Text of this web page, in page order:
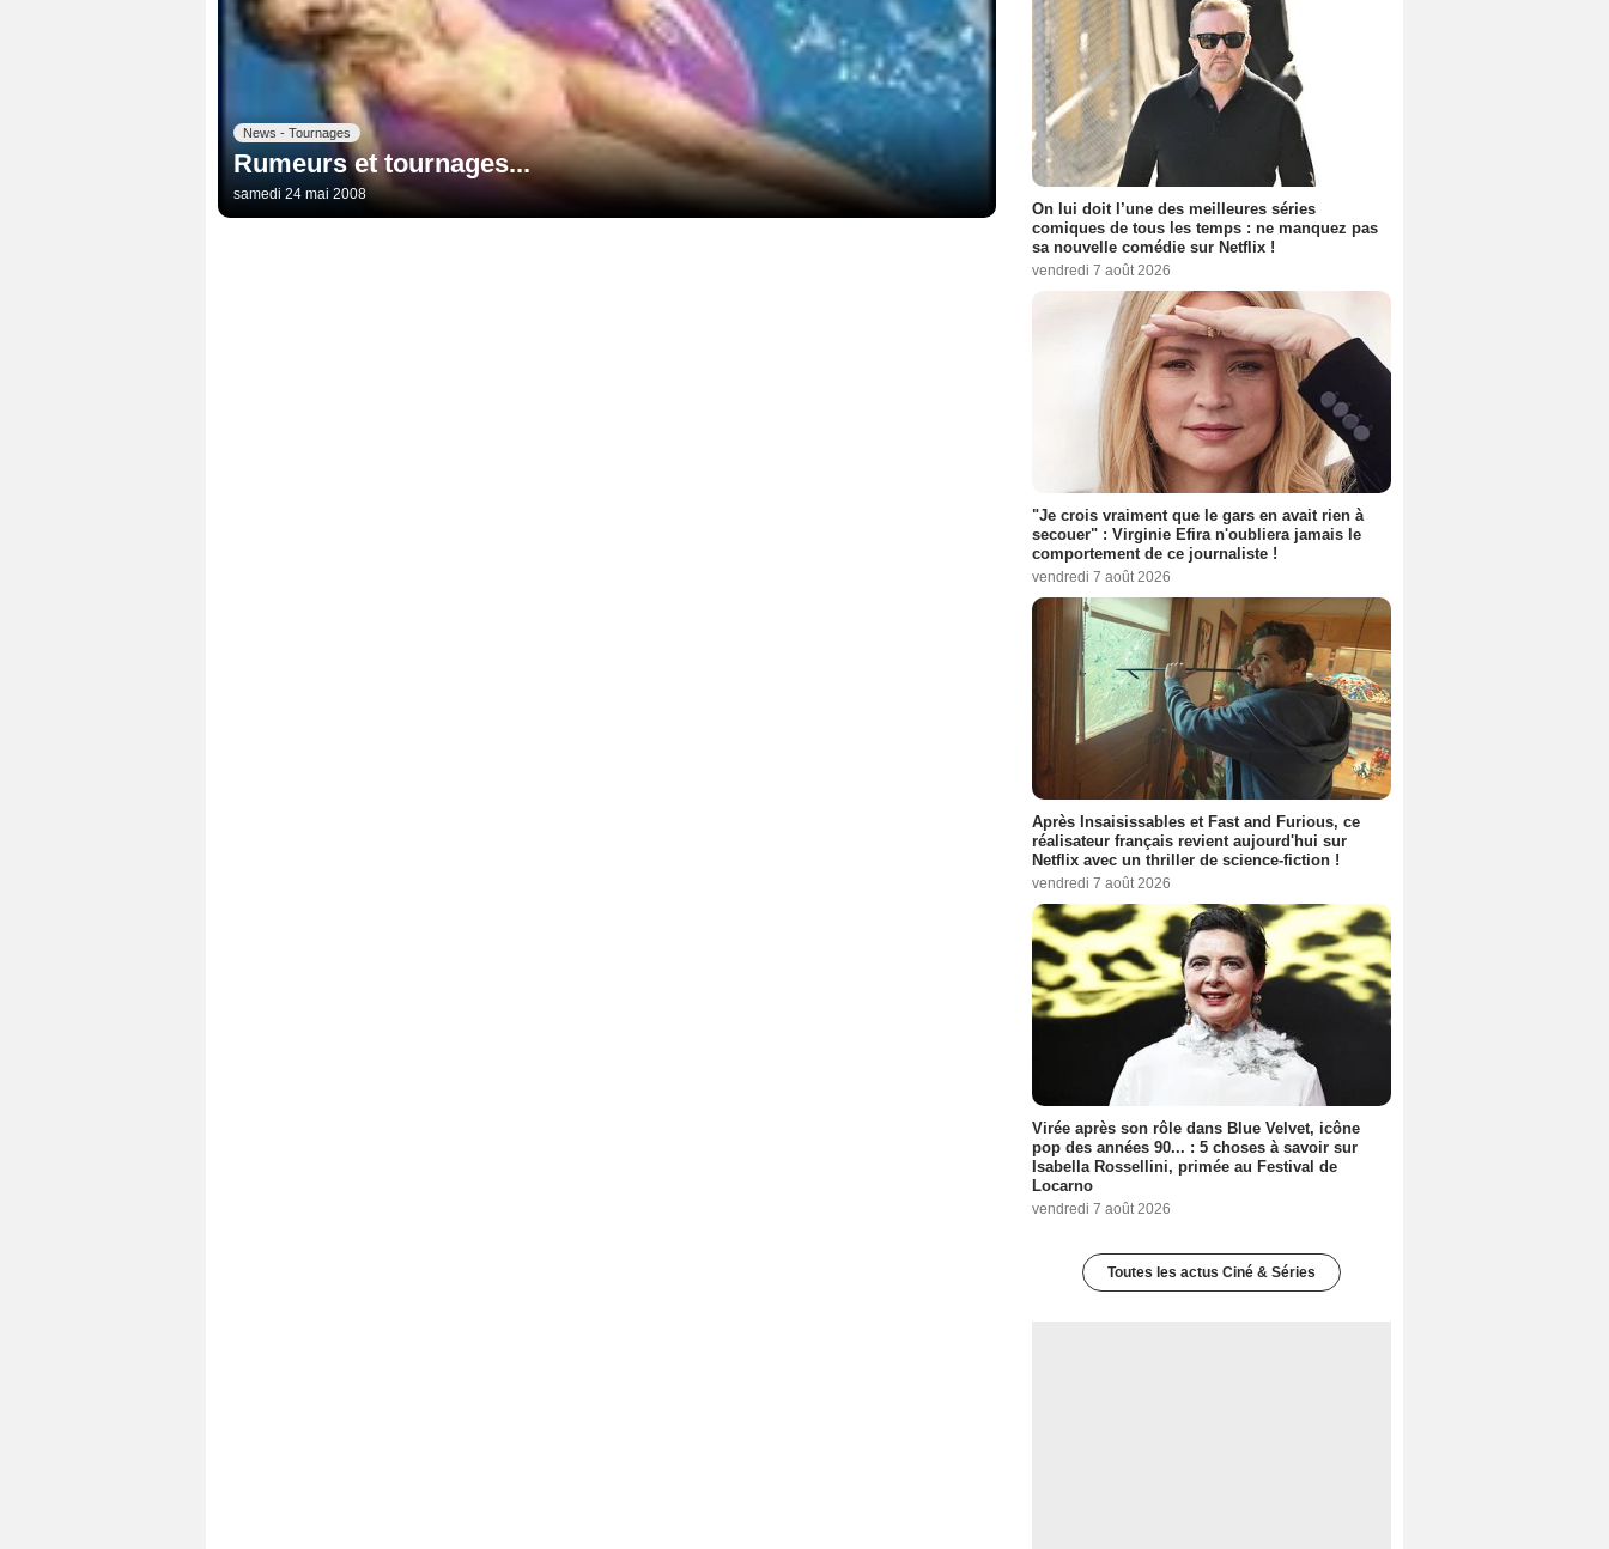
News - Tournages
Rumeurs et tournages...
samedi 24 mai 2008
On lui doit l’une des meilleures séries
comiques de tous les temps : ne manquez pas
sa nouvelle comédie sur Netflix !
vendredi 7 août 2026
"Je crois vraiment que le gars en avait rien à
secouer" : Virginie Efira n'oubliera jamais le
comportement de ce journaliste !
vendredi 7 août 2026
Après Insaisissables et Fast and Furious, ce
réalisateur français revient aujourd'hui sur
Netflix avec un thriller de science-fiction !
vendredi 7 août 2026
Virée après son rôle dans Blue Velvet, icône
pop des années 90... : 5 choses à savoir sur
Isabella Rossellini, primée au Festival de
Locarno
vendredi 7 août 2026
Toutes les actus Ciné & Séries